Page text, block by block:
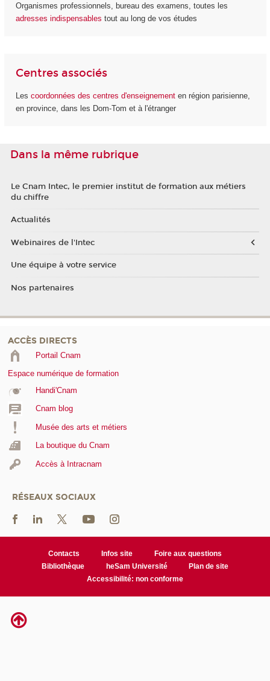
Organismes professionnels, bureau des examens, toutes les
adresses indispensables tout au long de vos études
Centres associés
Les coordonnées des centres d'enseignement en région parisienne,
en province, dans les Dom-Tom et à l'étranger
Dans la même rubrique
Le Cnam Intec, le premier institut de formation aux métiers
du chiffre
Actualités
Webinaires de l'Intec
Une équipe à votre service
Nos partenaires
ACCÈS DIRECTS
Portail Cnam
Espace numérique de formation
Handi'Cnam
Cnam blog
Musée des arts et métiers
La boutique du Cnam
Accès à Intracnam
RÉSEAUX SOCIAUX
Contacts Infos site
Foire aux questions
Bibliothèque
heSam Université
Plan de site
Accessibilité: non conforme